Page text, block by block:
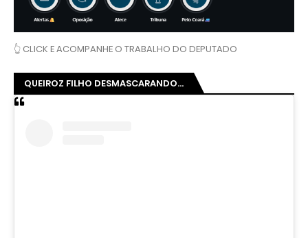
👆 CLICK E ACOMPANHE O TRABALHO DO DEPUTADO
QUEIROZ FILHO DESMASCARANDO...